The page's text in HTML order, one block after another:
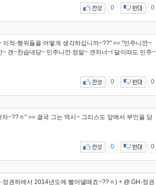
0 0
적-행위들을 어떻게 생각하십니까~??" == "민주니깐~
갠~찬습네당~ 민주니깐 정말~ 갠차너~! 달이떠도 민주~
0 0
~??ㅎ" == 결국 그는 역시~ 그리스도 앞에서 부인을 당
0 0
권하에서 2014년도에 빨아댈때죠~??ㅎ) + @ GH-정권